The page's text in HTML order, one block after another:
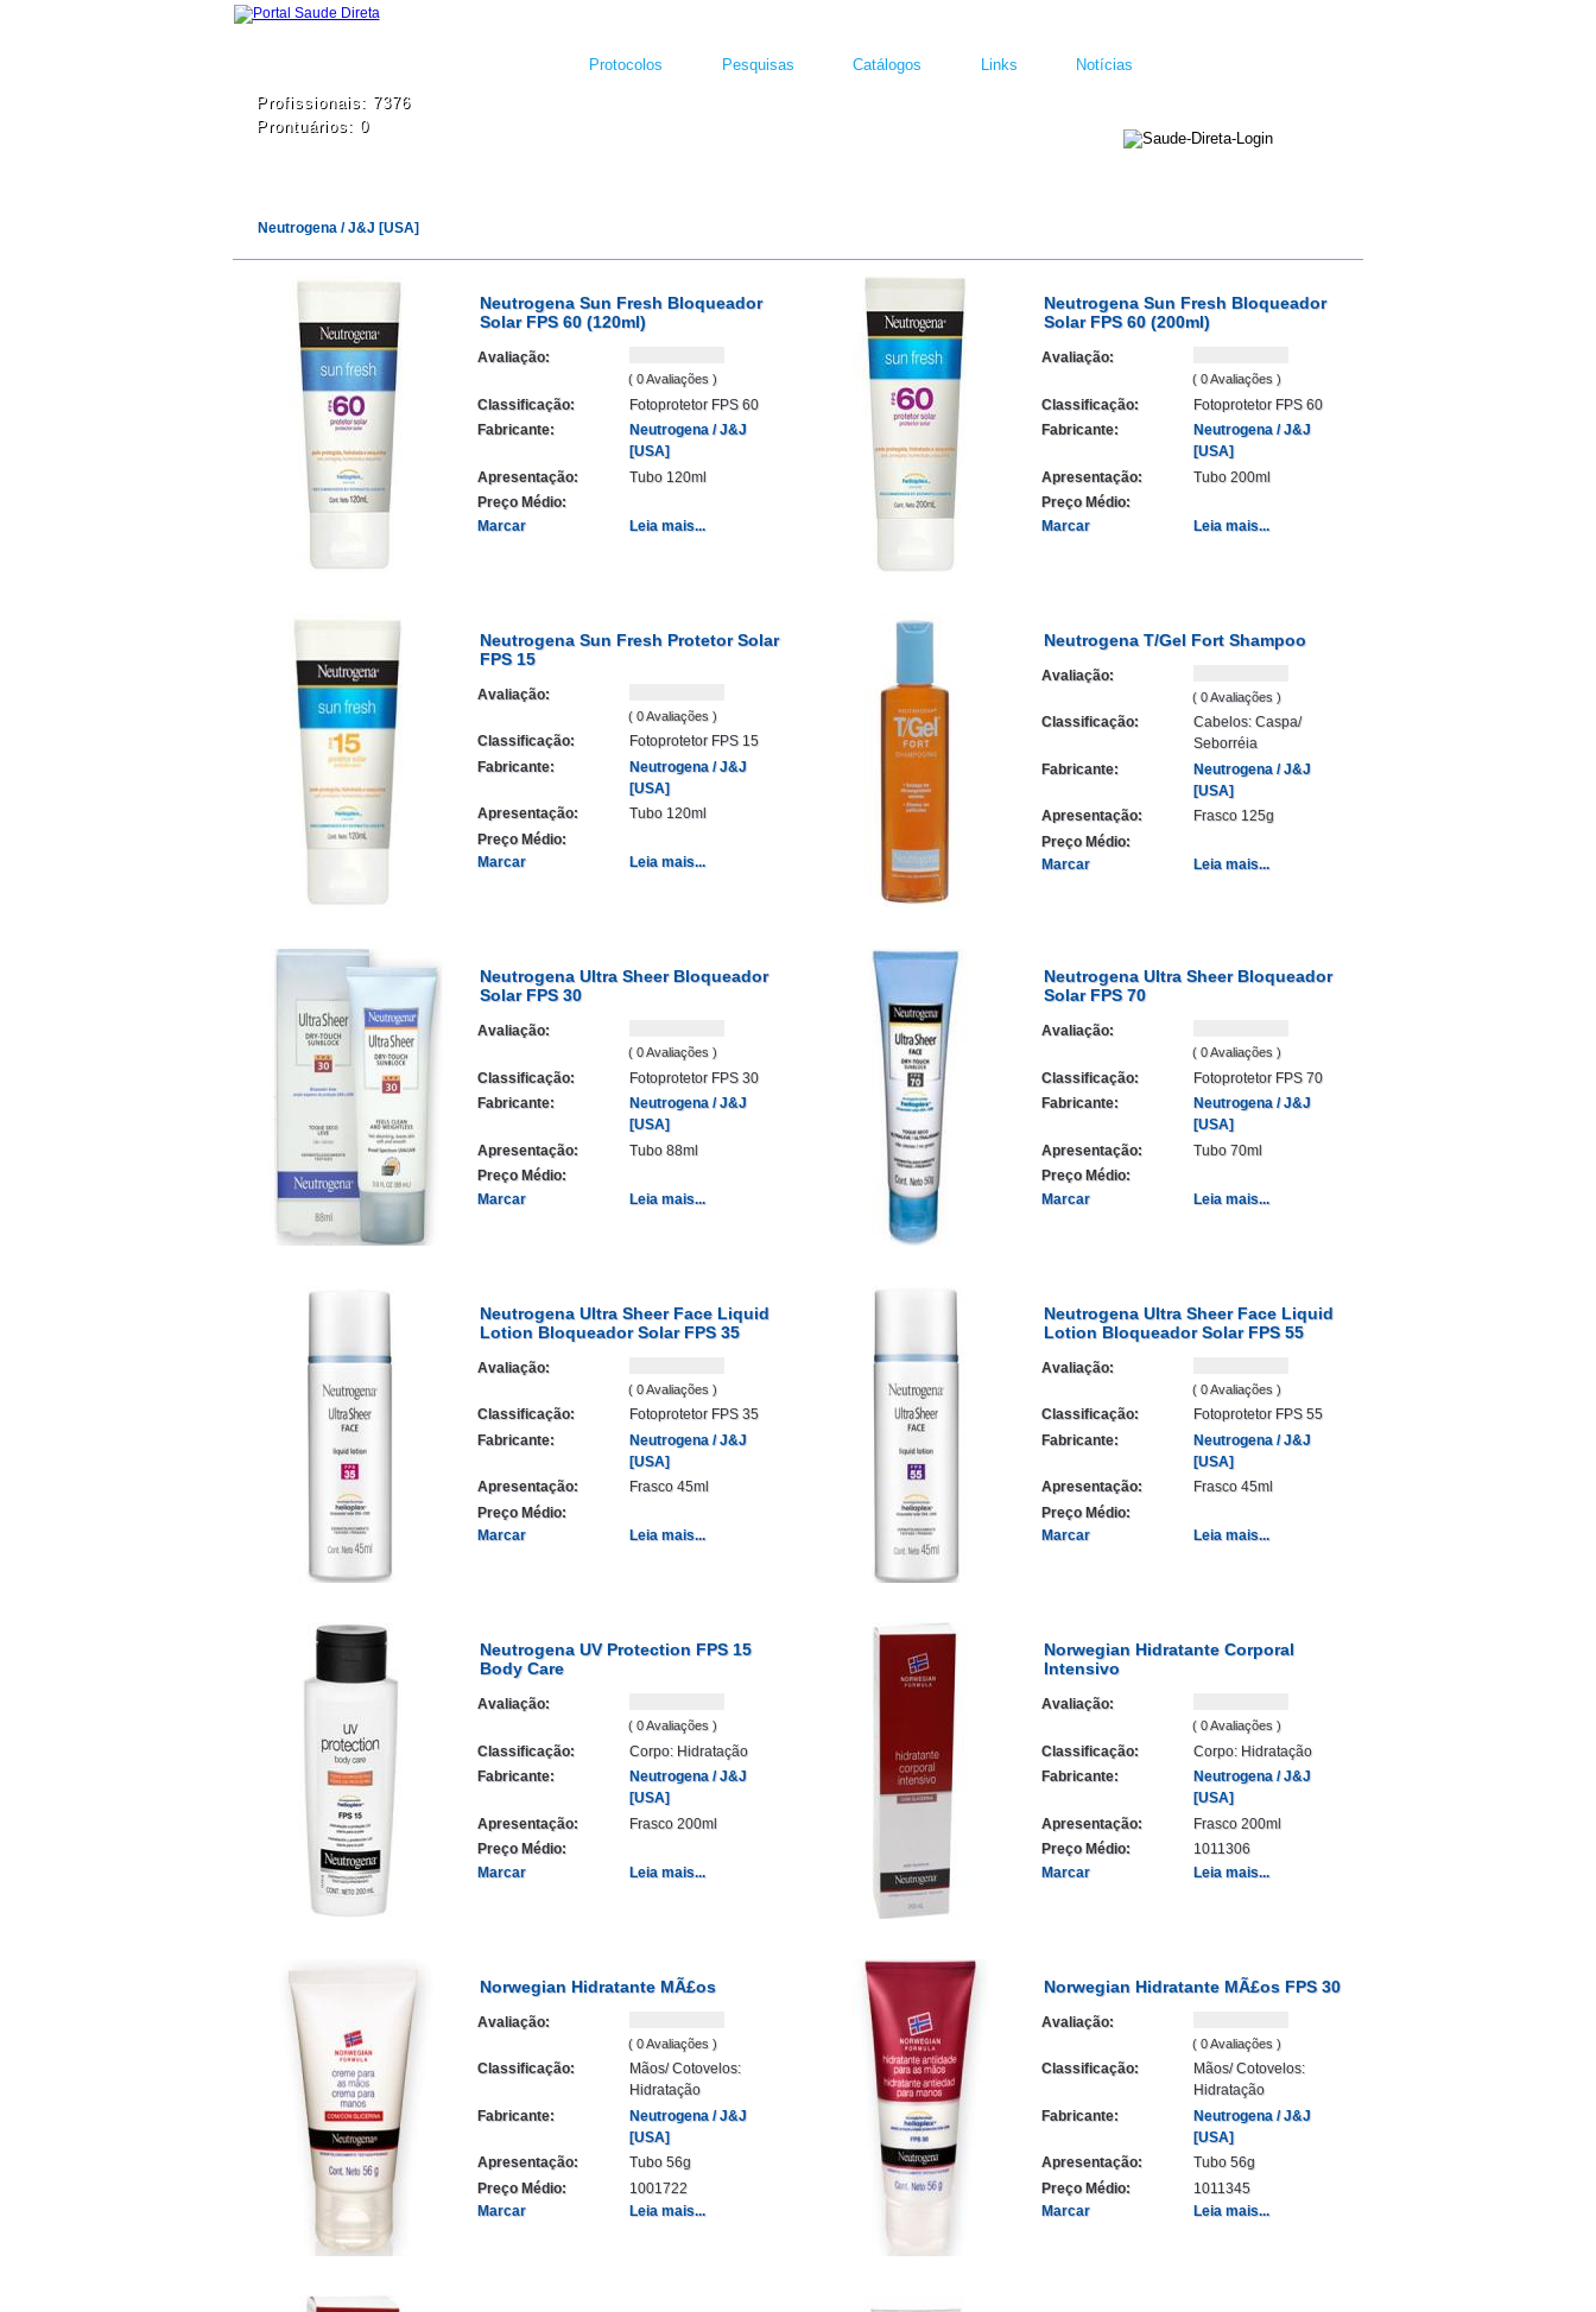
Protocolos Pesquisas Catálogos Links Notícias
Profissionais: 7376
Prontuários: 0
Neutrogena / J&J [USA]
Neutrogena Sun Fresh Bloqueador
Solar FPS 60 (120ml)
Avaliação:
( 0 Avaliações )
Classificação:
Fotoprotetor FPS 60
Fabricante:
Neutrogena / J&J
[USA]
Apresentação:
Tubo 120ml
Preço Médio:
Marcar
Leia mais...
Neutrogena Sun Fresh Bloqueador
Solar FPS 60 (200ml)
Avaliação:
( 0 Avaliações )
Classificação:
Fotoprotetor FPS 60
Fabricante:
Neutrogena / J&J
[USA]
Apresentação:
Tubo 200ml
Preço Médio:
Marcar
Leia mais...
Neutrogena Sun Fresh Protetor Solar
FPS 15
Avaliação:
( 0 Avaliações )
Classificação:
Fotoprotetor FPS 15
Fabricante:
Neutrogena / J&J
[USA]
Apresentação:
Tubo 120ml
Preço Médio:
Marcar
Leia mais...
Neutrogena T/Gel Fort Shampoo
Avaliação:
( 0 Avaliações )
Classificação:
Cabelos: Caspa/
Seborréia
Fabricante:
Neutrogena / J&J
[USA]
Apresentação:
Frasco 125g
Preço Médio:
Marcar
Leia mais...
Neutrogena Ultra Sheer Bloqueador
Solar FPS 30
Avaliação:
( 0 Avaliações )
Classificação:
Fotoprotetor FPS 30
Fabricante:
Neutrogena / J&J
[USA]
Apresentação:
Tubo 88ml
Preço Médio:
Marcar
Leia mais...
Neutrogena Ultra Sheer Bloqueador
Solar FPS 70
Avaliação:
( 0 Avaliações )
Classificação:
Fotoprotetor FPS 70
Fabricante:
Neutrogena / J&J
[USA]
Apresentação:
Tubo 70ml
Preço Médio:
Marcar
Leia mais...
Neutrogena Ultra Sheer Face Liquid
Lotion Bloqueador Solar FPS 35
Avaliação:
( 0 Avaliações )
Classificação:
Fotoprotetor FPS 35
Fabricante:
Neutrogena / J&J
[USA]
Apresentação:
Frasco 45ml
Preço Médio:
Marcar
Leia mais...
Neutrogena Ultra Sheer Face Liquid
Lotion Bloqueador Solar FPS 55
Avaliação:
( 0 Avaliações )
Classificação:
Fotoprotetor FPS 55
Fabricante:
Neutrogena / J&J
[USA]
Apresentação:
Frasco 45ml
Preço Médio:
Marcar
Leia mais...
Neutrogena UV Protection FPS 15
Body Care
Avaliação:
( 0 Avaliações )
Classificação:
Corpo: Hidratação
Fabricante:
Neutrogena / J&J
[USA]
Apresentação:
Frasco 200ml
Preço Médio:
Marcar
Leia mais...
Norwegian Hidratante Corporal
Intensivo
Avaliação:
( 0 Avaliações )
Classificação:
Corpo: Hidratação
Fabricante:
Neutrogena / J&J
[USA]
Apresentação:
Frasco 200ml
Preço Médio:
1011306
Marcar
Leia mais...
Norwegian Hidratante MÃ£os
Avaliação:
( 0 Avaliações )
Classificação:
Mãos/ Cotovelos:
Hidratação
Fabricante:
Neutrogena / J&J
[USA]
Apresentação:
Tubo 56g
Preço Médio:
1001722
Marcar
Leia mais...
Norwegian Hidratante MÃ£os FPS 30
Avaliação:
( 0 Avaliações )
Classificação:
Mãos/ Cotovelos:
Hidratação
Fabricante:
Neutrogena / J&J
[USA]
Apresentação:
Tubo 56g
Preço Médio:
1011345
Marcar
Leia mais...